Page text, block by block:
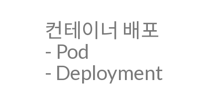
컨테이너 배포
- Pod
- Deployment